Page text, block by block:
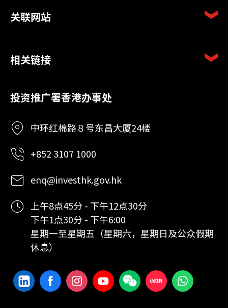
关联网站
相关链接
投资推广署香港办事处
中环红棉路８号东昌大厦24楼
+852 3107 1000
enq@investhk.gov.hk
上午8点45分 - 下午12点30分
下午1点30分 - 下午6:00
星期一至星期五（星期六，星期日及公众假期
休息）